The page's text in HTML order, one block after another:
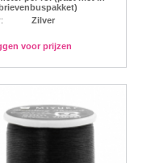
Zilver
voor prijzen